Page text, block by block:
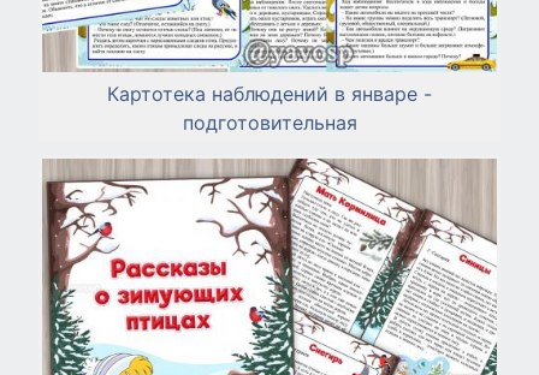
Картотека наблюдений в январе -
подготовительная